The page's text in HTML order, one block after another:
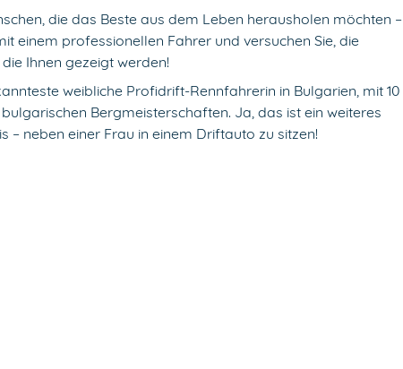
die das Beste aus dem Leben herausholen möchten –
einem professionellen Fahrer und versuchen Sie, die
Ihnen gezeigt werden!
weibliche Profidrift-Rennfahrerin in Bulgarien, mit 10
Bergmeisterschaften. Ja, das ist ein weiteres
– neben einer Frau in einem Driftauto zu sitzen!